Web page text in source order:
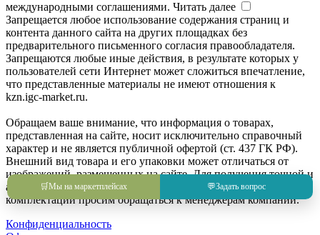
🛒Мы на маркетплейсах 💬Задать вопрос
международными соглашениями. Читать далее
Запрещается любое использование содержания страниц и
контента данного сайта на других площадках без
предварительного письменного согласия правообладателя.
Запрещаются любые иные действия, в результате которых у
пользователей сети Интернет может сложиться впечатление,
что представленные материалы не имеют отношения к
kzn.igc-market.ru.
Обращаем ваше внимание, что информация о товарах,
представленная на сайте, носит исключительно справочный
характер и не является публичной офертой (ст. 437 ГК РФ).
Внешний вид товара и его упаковки может отличаться от
изображений, размещенных на сайте. Для получения точной и
актуальной информации о товаре, его характеристиках и
комплектации просим обращаться к менеджерам компании.
Конфиденциальность